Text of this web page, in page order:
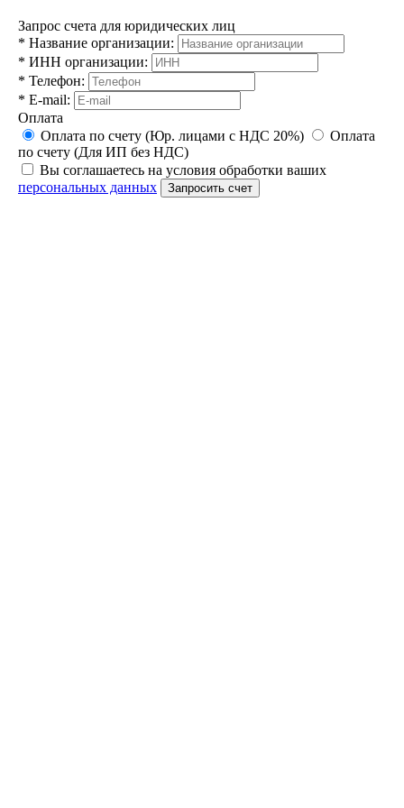
Запрос счета для юридических лиц
* Название организации:
* ИНН организации:
* Телефон:
* E-mail:
Оплата
Оплата по счету (Юр. лицами с НДС 20%)
Оплата
по счету (Для ИП без НДС)
Вы соглашаетесь на условия обработки ваших
персональных данных